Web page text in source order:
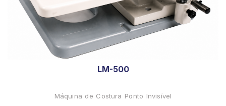
LM-500
Máquina de Costura Ponto Invisível